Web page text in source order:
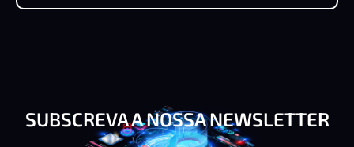
SUBSCREVA A NOSSA NEWSLETTER